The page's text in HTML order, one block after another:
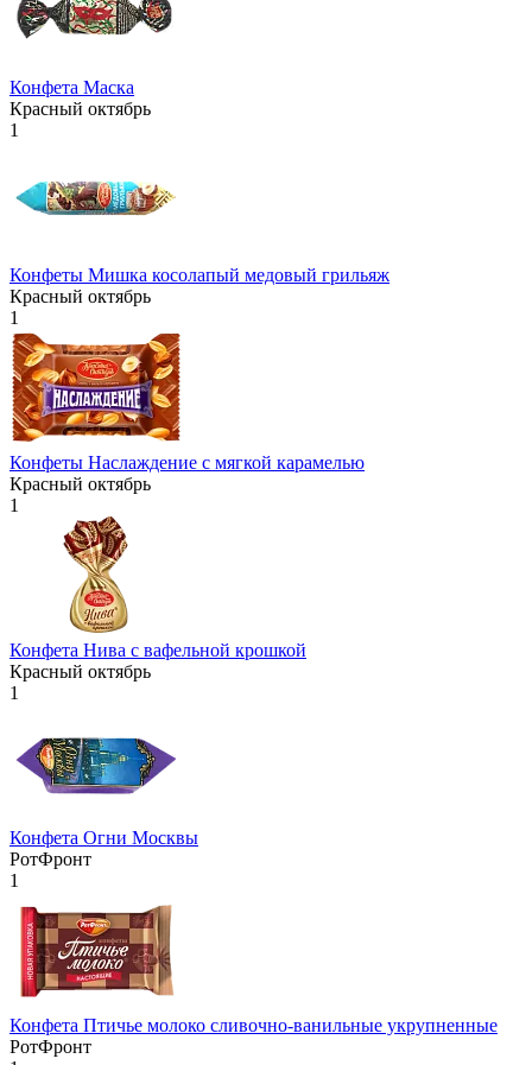
Конфета Маска
Красный октябрь
1
Конфеты Мишка косолапый медовый грильяж
Красный октябрь
1
Конфеты Наслаждение с мягкой карамелью
Красный октябрь
1
Конфета Нива с вафельной крошкой
Красный октябрь
1
Конфета Огни Москвы
РотФронт
1
Конфета Птичье молоко сливочно-ванильные укрупненные
РотФронт